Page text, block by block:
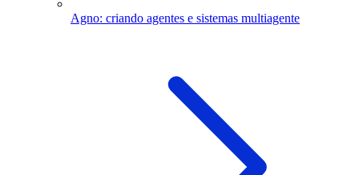
Agno: criando agentes e sistemas multiagente